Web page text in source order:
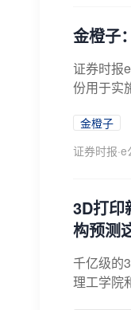
金橙子
证券时报
份用于实
金橙子
证券时报·e
3D打印
构预测
千亿级的
理工学院